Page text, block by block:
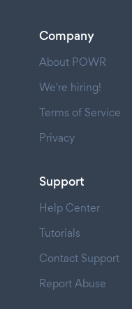
Company
About POWR
We're hiring!
Terms of Service
Privacy
Support
Help Center
Tutorials
Contact Support
Report Abuse